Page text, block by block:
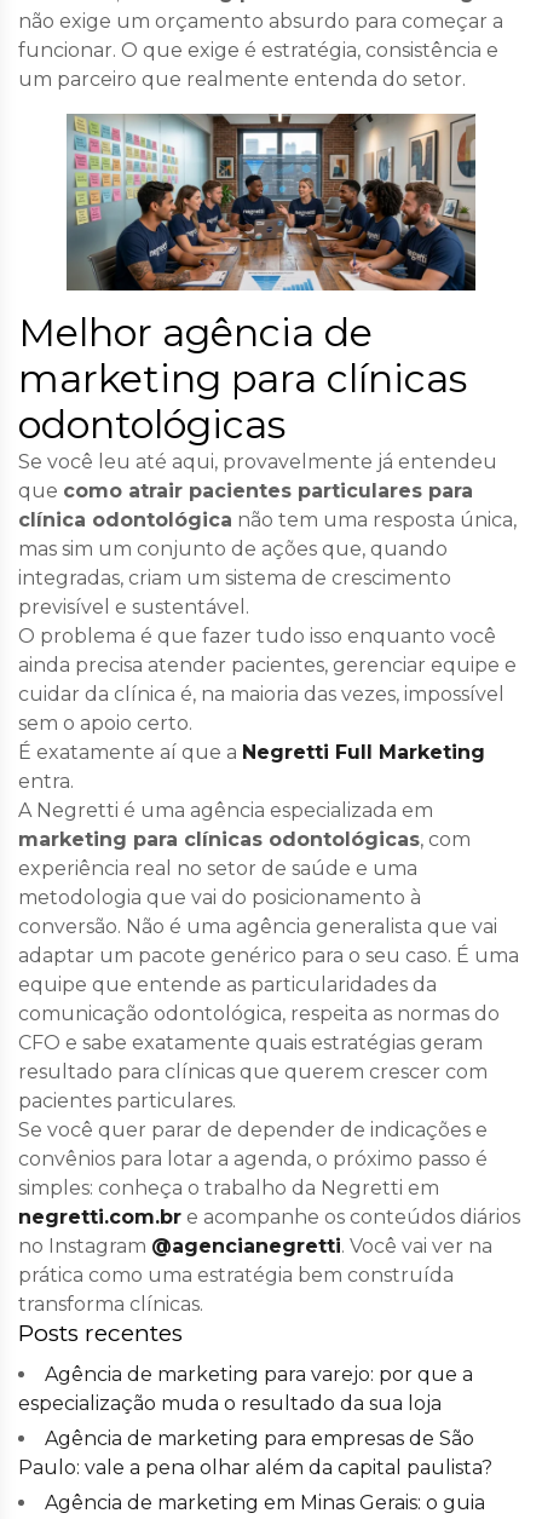
não exige um orçamento absurdo para começar a
funcionar. O que exige é estratégia, consistência e
um parceiro que realmente entenda do setor.
Melhor agência de
marketing para clínicas
odontológicas
Se você leu até aqui, provavelmente já entendeu
que como atrair pacientes particulares para
clínica odontológica não tem uma resposta única,
mas sim um conjunto de ações que, quando
integradas, criam um sistema de crescimento
previsível e sustentável.
O problema é que fazer tudo isso enquanto você
ainda precisa atender pacientes, gerenciar equipe e
cuidar da clínica é, na maioria das vezes, impossível
sem o apoio certo.
É exatamente aí que a Negretti Full Marketing
entra.
A Negretti é uma agência especializada em
marketing para clínicas odontológicas, com
experiência real no setor de saúde e uma
metodologia que vai do posicionamento à
conversão. Não é uma agência generalista que vai
adaptar um pacote genérico para o seu caso. É uma
equipe que entende as particularidades da
comunicação odontológica, respeita as normas do
CFO e sabe exatamente quais estratégias geram
resultado para clínicas que querem crescer com
pacientes particulares.
Se você quer parar de depender de indicações e
convênios para lotar a agenda, o próximo passo é
simples: conheça o trabalho da Negretti em
negretti.com.br e acompanhe os conteúdos diários
no Instagram @agencianegretti. Você vai ver na
prática como uma estratégia bem construída
transforma clínicas.
Posts recentes
Agência de marketing para varejo: por que a
especialização muda o resultado da sua loja
Agência de marketing para empresas de São
Paulo: vale a pena olhar além da capital paulista?
Agência de marketing em Minas Gerais: o guia